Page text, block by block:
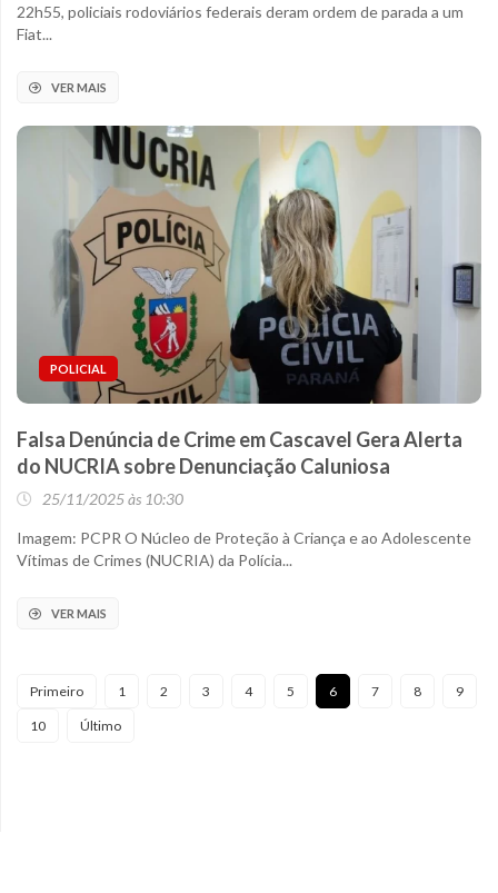
22h55, policiais rodoviários federais deram ordem de parada a um
Fiat...
VER MAIS
POLICIAL
Falsa Denúncia de Crime em Cascavel Gera Alerta
do NUCRIA sobre Denunciação Caluniosa
25/11/2025 às 10:30
Imagem: PCPR O Núcleo de Proteção à Criança e ao Adolescente
Vítimas de Crimes (NUCRIA) da Polícia...
VER MAIS
Primeiro 1 2 3 4 5 6 7 8 9
10 Último